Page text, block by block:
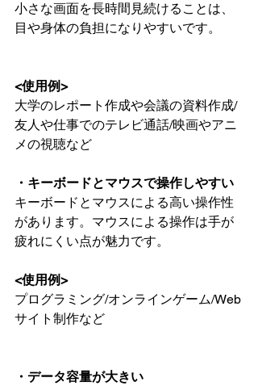
小さな画面を長時間見続けることは、
目や身体の負担になりやすいです。
<使用例>
大学のレポート作成や会議の資料作成/
友人や仕事でのテレビ通話/映画やアニ
メの視聴など
・キーボードとマウスで操作しやすい
キーボードとマウスによる高い操作性
があります。マウスによる操作は手が
疲れにくい点が魅力です。
<使用例>
プログラミング/オンラインゲーム/Web
サイト制作など
・データ容量が大きい